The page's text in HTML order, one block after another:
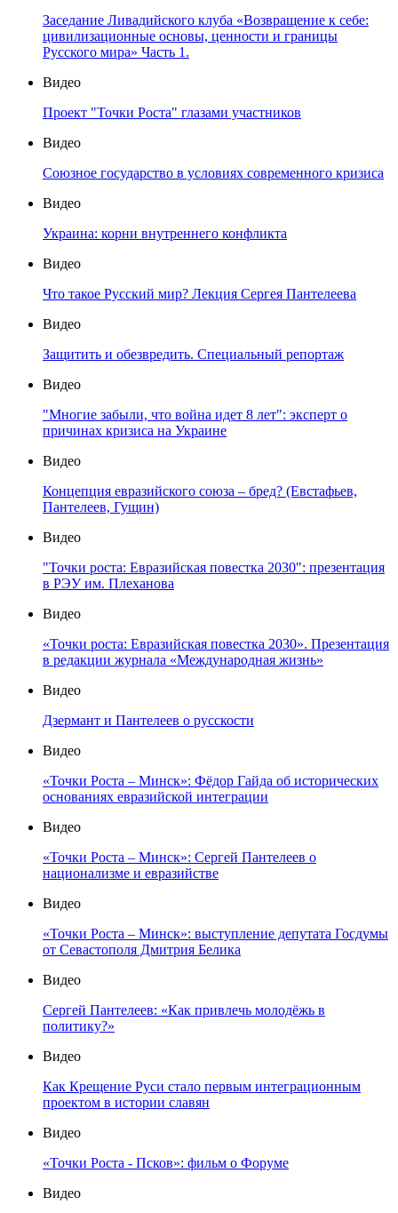
Заседание Ливадийского клуба «Возвращение к себе:
цивилизационные основы, ценности и границы
Русского мира» Часть 1.
Видео
Проект "Точки Роста" глазами участников
Видео
Союзное государство в условиях современного кризиса
Видео
Украина: корни внутреннего конфликта
Видео
Что такое Русский мир? Лекция Сергея Пантелеева
Видео
Защитить и обезвредить. Специальный репортаж
Видео
"Многие забыли, что война идет 8 лет": эксперт о
причинах кризиса на Украине
Видео
Концепция евразийского союза – бред? (Евстафьев,
Пантелеев, Гущин)
Видео
"Точки роста: Евразийская повестка 2030": презентация
в РЭУ им. Плеханова
Видео
«Точки роста: Евразийская повестка 2030». Презентация
в редакции журнала «Международная жизнь»
Видео
Дзермант и Пантелеев о русскости
Видео
«Точки Роста – Минск»: Фёдор Гайда об исторических
основаниях евразийской интеграции
Видео
«Точки Роста – Минск»: Сергей Пантелеев о
национализме и евразийстве
Видео
«Точки Роста – Минск»: выступление депутата Госдумы
от Севастополя Дмитрия Белика
Видео
Сергей Пантелеев: «Как привлечь молодёжь в
политику?»
Видео
Как Крещение Руси стало первым интеграционным
проектом в истории славян
Видео
«Точки Роста - Псков»: фильм о Форуме
Видео